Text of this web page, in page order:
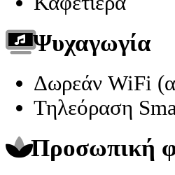
Ψυχαγωγία
Δωρεάν WiFi
Τηλεόραση
Προσωπική